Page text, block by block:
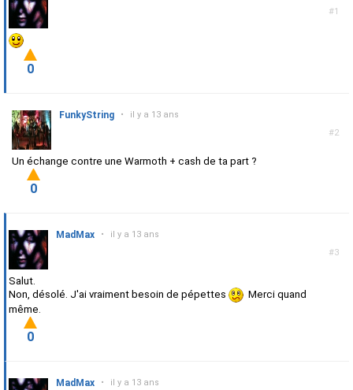
#1
0
#2
FunkyString • il y a 13 ans
Un échange contre une Warmoth + cash de ta part ?
0
#3
MadMax • il y a 13 ans
Salut.
Non, désolé. J'ai vraiment besoin de pépettes
Merci quand
même.
0
MadMax • il y a 13 ans